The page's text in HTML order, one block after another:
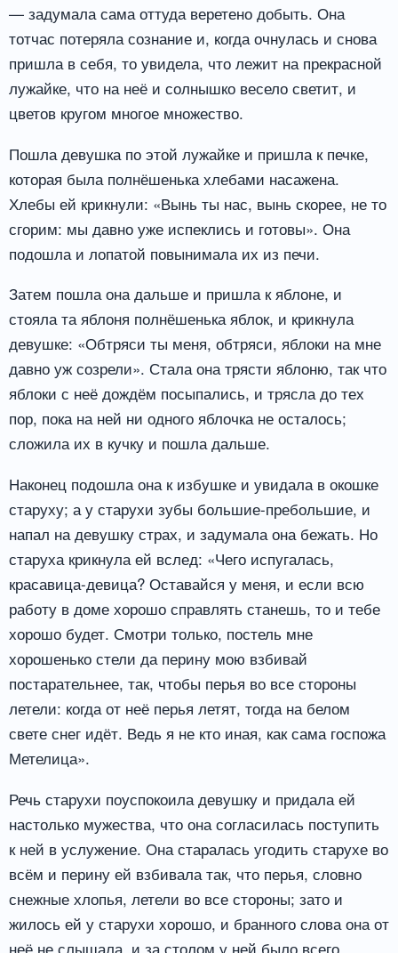
— задумала сама оттуда веретено добыть. Она
тотчас потеряла сознание и, когда очнулась и снова
пришла в себя, то увидела, что лежит на прекрасной
лужайке, что на неё и солнышко весело светит, и
цветов кругом многое множество.
Пошла девушка по этой лужайке и пришла к печке,
которая была полнёшенька хлебами насажена.
Хлебы ей крикнули: «Вынь ты нас, вынь скорее, не то
сгорим: мы давно уже испеклись и готовы». Она
подошла и лопатой повынимала их из печи.
Затем пошла она дальше и пришла к яблоне, и
стояла та яблоня полнёшенька яблок, и крикнула
девушке: «Обтряси ты меня, обтряси, яблоки на мне
давно уж созрели». Стала она трясти яблоню, так что
яблоки с неё дождём посыпались, и трясла до тех
пор, пока на ней ни одного яблочка не осталось;
сложила их в кучку и пошла дальше.
Наконец подошла она к избушке и увидала в окошке
старуху; а у старухи зубы большие-пребольшие, и
напал на девушку страх, и задумала она бежать. Но
старуха крикнула ей вслед: «Чего испугалась,
красавица-девица? Оставайся у меня, и если всю
работу в доме хорошо справлять станешь, то и тебе
хорошо будет. Смотри только, постель мне
хорошенько стели да перину мою взбивай
постарательнее, так, чтобы перья во все стороны
летели: когда от неё перья летят, тогда на белом
свете снег идёт. Ведь я не кто иная, как сама госпожа
Метелица».
Речь старухи поуспокоила девушку и придала ей
настолько мужества, что она согласилась поступить
к ней в услужение. Она старалась угодить старухе во
всём и перину ей взбивала так, что перья, словно
снежные хлопья, летели во все стороны; зато и
жилось ей у старухи хорошо, и бранного слова она от
неё не слышала, и за столом у ней было всего